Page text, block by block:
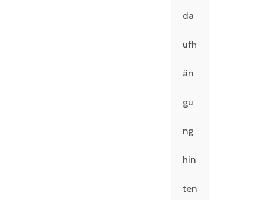
da
ufh
än
gu
ng
hin
ten